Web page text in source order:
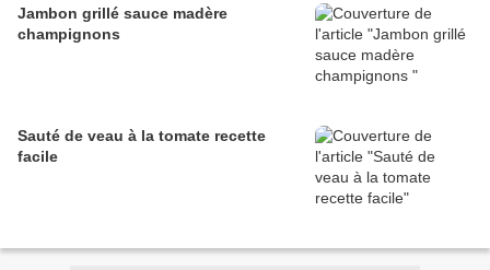
Jambon grillé sauce madère
champignons
Sauté de veau à la tomate recette
facile